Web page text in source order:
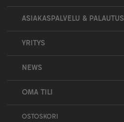
ASIAKASPALVELU & PALAUTUS
YRITYS
NEWS
OMA TILI
OSTOSKORI